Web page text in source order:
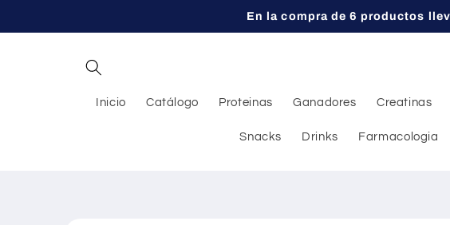
al contenido
En la compra de 6 productos
Inicio Catálogo Proteinas Ganadores Creatinas
Snacks Drinks Farmacologia